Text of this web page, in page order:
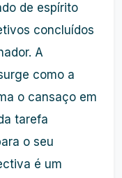
de espírito
concluídos
A
como a
o cansaço em
tarefa
o seu
é um